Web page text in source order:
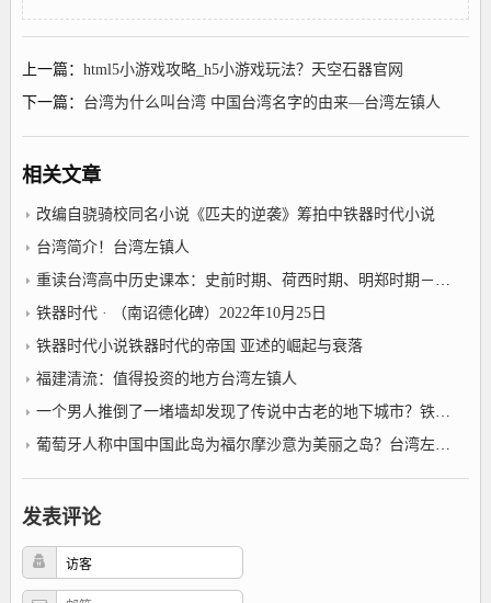
上一篇： html5小游戏攻略_h5小游戏玩法？天空石器官网
下一篇： 台湾为什么叫台湾 中国台湾名字的由来—台湾左镇人
相关文章
改编自骁骑校同名小说《匹夫的逆袭》筹拍中铁器时代小说
台湾简介！台湾左镇人
重读台湾高中历史课本：史前时期、荷西时期、明郑时期－事件年表2022年10月25日台湾左镇人
铁器时代 · （南诏德化碑）2022年10月25日
铁器时代小说铁器时代的帝国 亚述的崛起与衰落
福建清流：值得投资的地方台湾左镇人
一个男人推倒了一堵墙却发现了传说中古老的地下城市？铁器时代小说
葡萄牙人称中国中国此岛为福尔摩沙意为美丽之岛？台湾左镇人
发表评论